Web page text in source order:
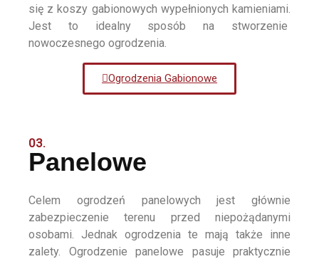
się z koszy gabionowych wypełnionych kamieniami.
Jest to idealny sposób na stworzenie
nowoczesnego ogrodzenia.
Ogrodzenia Gabionowe
03.
Panelowe
Celem ogrodzeń panelowych jest głównie
zabezpieczenie terenu przed niepożądanymi
osobami. Jednak ogrodzenia te mają także inne
zalety. Ogrodzenie panelowe pasuje praktycznie